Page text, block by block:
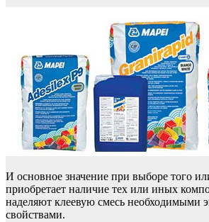
И основное значение при выборе того
приобретает наличие тех или иных
наделяют клеевую смесь необходимыми
свойствами.